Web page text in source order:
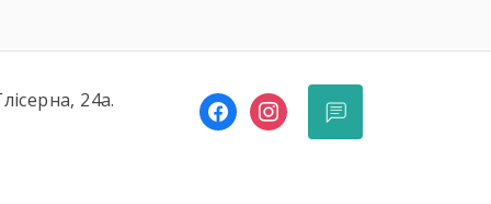
24а.
facebookinstagram